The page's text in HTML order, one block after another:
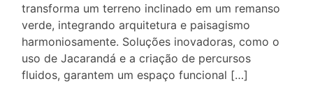
transforma um terreno inclinado em um remanso
verde, integrando arquitetura e paisagismo
harmoniosamente. Soluções inovadoras, como o
uso de Jacarandá e a criação de percursos
fluidos, garantem um espaço funcional […]